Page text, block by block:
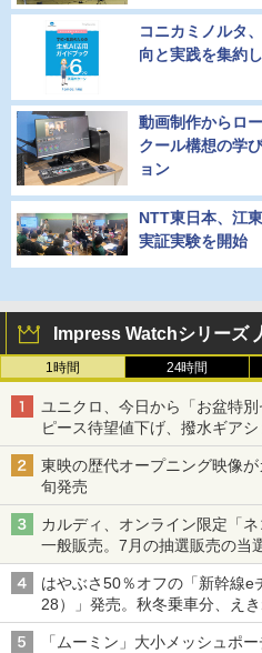
コニカミノルタ
向と実践を集約
動画制作からロ
クール構想の学
ョン
NTT東日本、江
実証実験を開始
Impress Watchシリーズ
1時間 24時間
ユニクロ、今日から「お盆特
ピース待望値下げ、撥水ギア
東映の歴代オープニング映像
旬発売
カルディ、オンライン限定「
一般販売。7月の抽選販売の当
はやぶさ50％オフの「新幹線e
28）」発売。秋冬乗車分、え
「ムーミン」大小メッシュポ